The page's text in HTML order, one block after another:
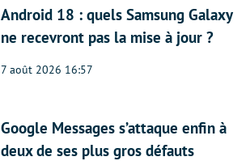
Android 18 : quels Samsung Galaxy
ne recevront pas la mise à jour ?
7 août 2026 16:57
Google Messages s’attaque enfin à
deux de ses plus gros défauts